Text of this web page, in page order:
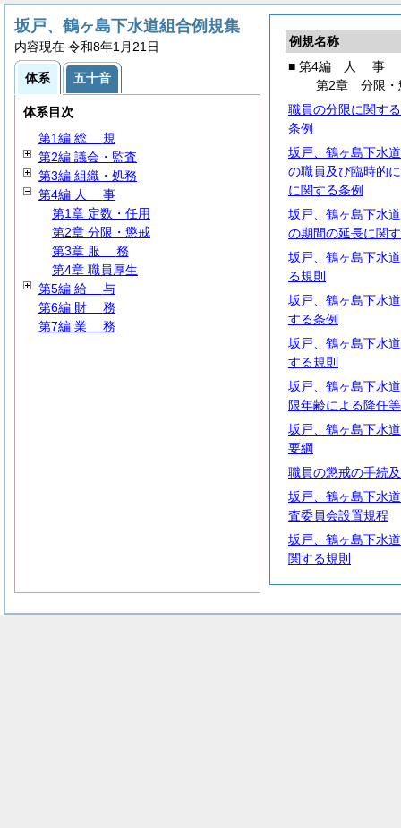
例規名称
■ 第4編
人 事
第2章 分限・
職員の分限に関す
条例
坂戸、鶴ヶ島下水
の職員及び臨時的
に関する条例
坂戸、鶴ヶ島下水
の期間の延長に関
坂戸、鶴ヶ島下水
る規則
坂戸、鶴ヶ島下水
する条例
坂戸、鶴ヶ島下水
する規則
坂戸、鶴ヶ島下水
限年齢による降任
坂戸、鶴ヶ島下水
要綱
職員の懲戒の手続
坂戸、鶴ヶ島下水
査委員会設置規程
坂戸、鶴ヶ島下水
関する規則
坂戸、鶴ヶ島下水道組合例規集
内容現在 令和8年1月21日
体系 五十音
体系目次
第1編 総 規
第2編 議会・監査
第3編 組織・処務
第4編 人 事
第1章 定数・任用
第2章 分限・懲戒
第3章 服 務
第4章 職員厚生
第5編 給 与
第6編 財 務
第7編 業 務